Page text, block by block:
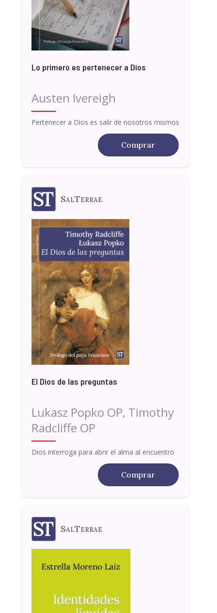
Lo primero es pertenecer a Dios
Austen Ivereigh
Pertenecer a Dios es salir de nosotros mismos
Comprar
SalTerrae
El Dios de las preguntas
Lukasz Popko OP, Timothy
Radcliffe OP
Dios interroga para abrir el alma al encuentro
Comprar
SalTerrae